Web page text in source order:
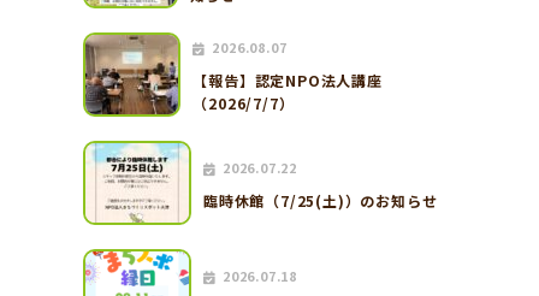
2026.08.07
【報告】認定NPO法人講座
（2026/7/7）
2026.07.22
臨時休館（7/25(土)）のお知らせ
2026.07.18